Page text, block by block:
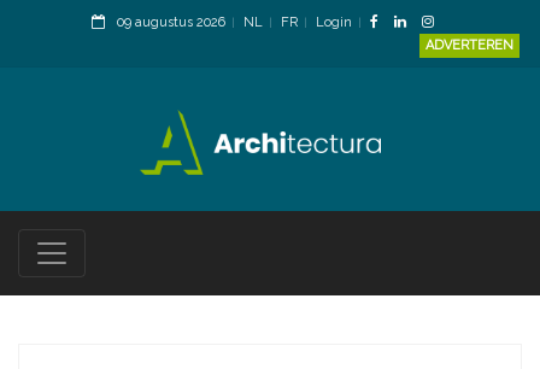
09 augustus 2026 NL FR
Login
ADVERTEREN